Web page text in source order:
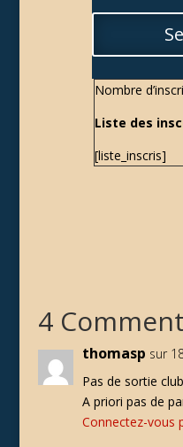
Nombre
Liste des
[liste_inscris]
4
thomasp sur
Pas de sortie
A priori pas de
Connectez-vous